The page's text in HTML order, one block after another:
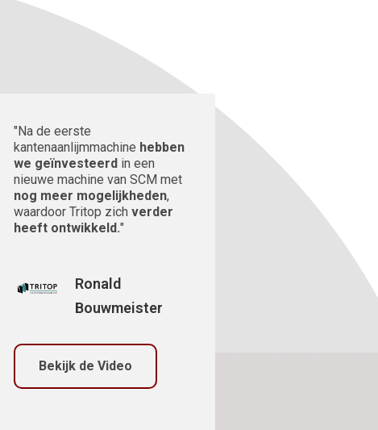
"Na de eerste
kantenaanlijmmachine hebben
we geïnvesteerd in een
nieuwe machine van SCM met
nog meer mogelijkheden,
waardoor Tritop zichverder
heeft ontwikkeld."
Ronald
Bouwmeister
Bekijk de Video